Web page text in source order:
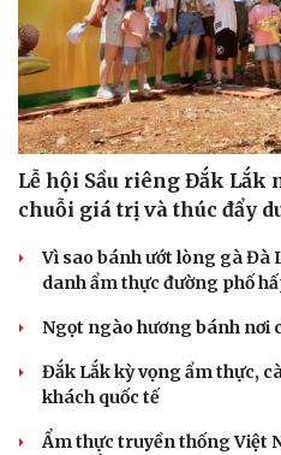
Lễ hội Sầu riêng Đắk Lắk
chuỗi giá trị và thúc đẩy
Vì sao bánh ướt lòng gà Đà
danh ẩm thực đường phố
Ngọt ngào hương bánh nơi
Đắk Lắk kỳ vọng ẩm thực,
khách quốc tế
Ẩm thực truyền thống Việt